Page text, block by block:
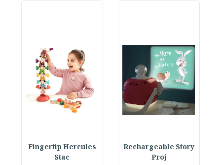
Rechargeable Story
Proj
Fingertip Hercules
Stac